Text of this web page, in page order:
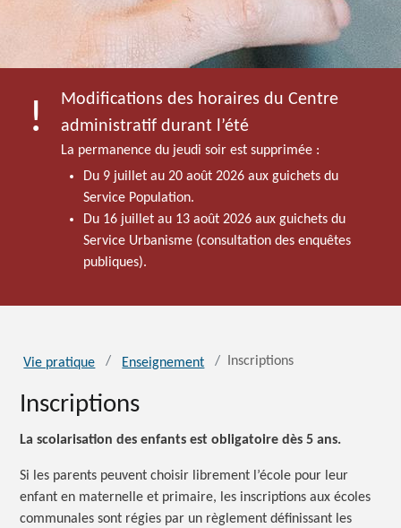
Modifications des horaires du Centre
administratif durant l’été
La permanence du jeudi soir est supprimée :
Du 9 juillet au 20 août 2026 aux guichets du
Service Population.
Du 16 juillet au 13 août 2026 aux guichets du
Service Urbanisme (consultation des enquêtes
publiques).
Vie pratique Enseignement Inscriptions
Inscriptions
La scolarisation des enfants est obligatoire dès 5 ans.
Si les parents peuvent choisir librement l’école pour leur
enfant en maternelle et primaire, les inscriptions aux écoles
communales sont régies par un règlement définissant les